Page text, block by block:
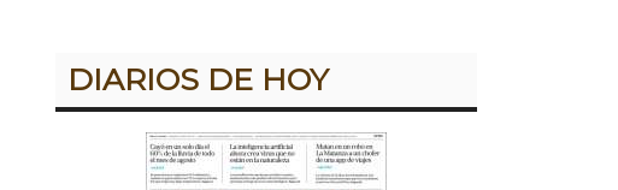
DIARIOS DE HOY